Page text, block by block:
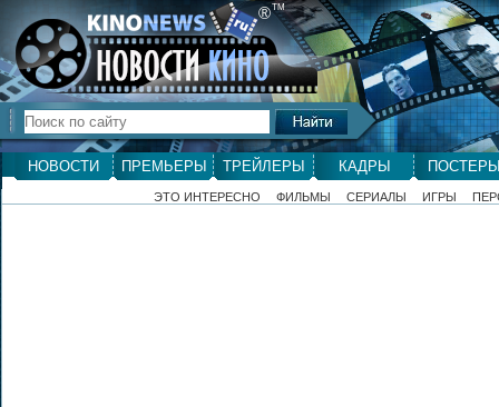
®ТМ
НОВОСТИ ПРЕМЬЕРЫ ТРЕЙЛЕРЫ КАДРЫ
ЭТО ИНТЕРЕСНО ФИЛЬМЫ СЕРИАЛЫ ИГРЫ